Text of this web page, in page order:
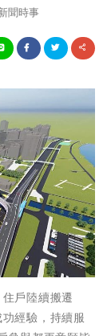
聞時事
戶陸續搬遷
經驗，持續服